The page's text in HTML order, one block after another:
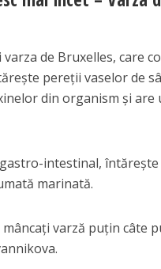
de Bruxelles, care
pereții vaselor de
din organism și are
intestinal, întărește
marinată.
varză puțin câte